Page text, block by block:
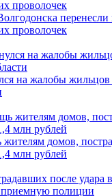
перенесли
проволочек
на жалобы жильцов
домов,
млн рублей